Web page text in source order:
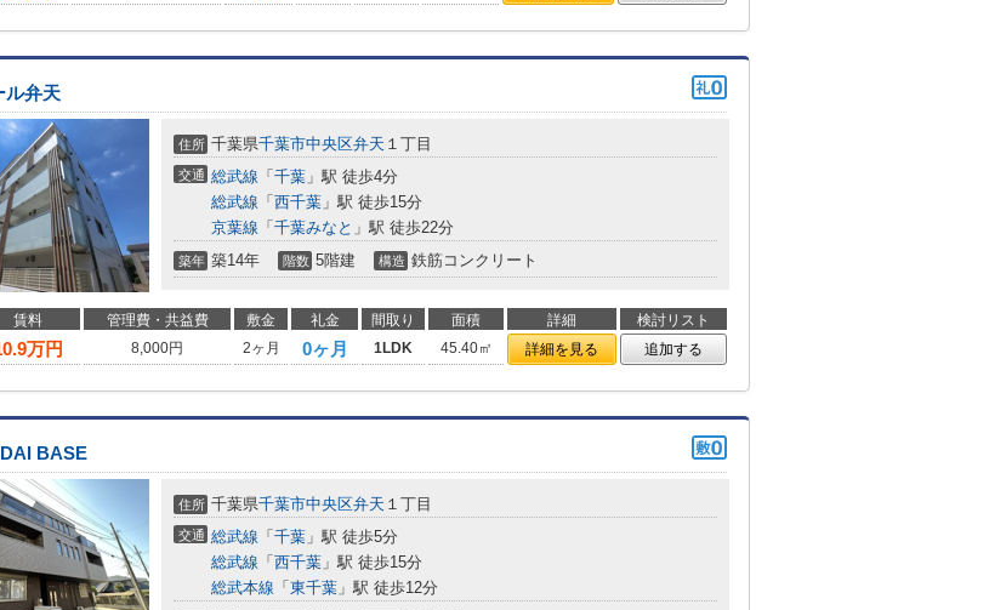
ル弁天
住所 千葉県千葉市中央区弁天 １丁目
交通 総武線 「 千葉 」駅 徒歩4分
総武線 「 西千葉 」駅 徒歩15分
京葉線 「 千葉みなと 」駅 徒歩22分
築年 築14年 階数 5階建 構造 鉄筋コンクリート
賃料 管理費・共益費 敷金 礼金 間取り 面積 詳細
検討リスト
万円 8,000円 2ヶ月 0ヶ月 1LDK 45.40㎡ 詳細を見る 追加する
BASE
住所 千葉県千葉市中央区弁天 １丁目
交通 総武線 「 千葉 」駅 徒歩5分
総武線 「 西千葉 」駅 徒歩15分
総武本線 「 東千葉 」駅 徒歩12分